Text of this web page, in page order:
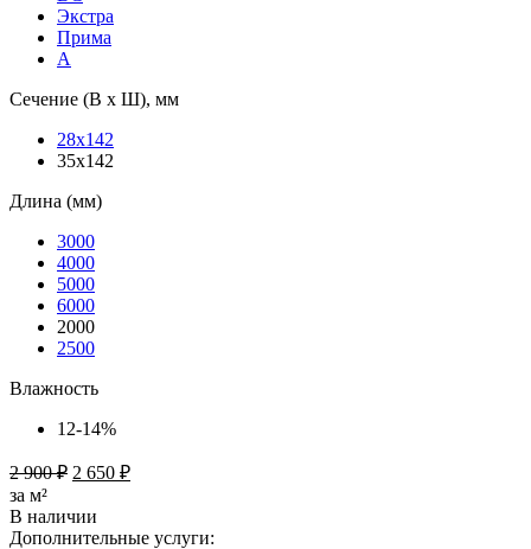
Экстра
Прима
А
Сечение (В х Ш), мм
28х142
35х142
Длина (мм)
3000
4000
5000
6000
2000
2500
Влажность
12-14%
2 900₽ 2 650 ₽
за м²
В наличии
Дополнительные услуги: